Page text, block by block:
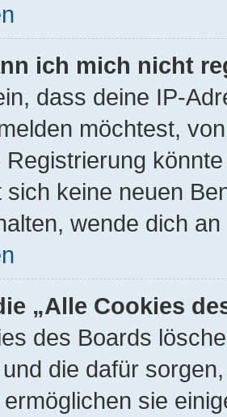
ich mich nicht
dass deine IP-
möchtest,
Registrierung
sich keine neuen
wende dich
„Alle Cookies
des Boards
die dafür
sie